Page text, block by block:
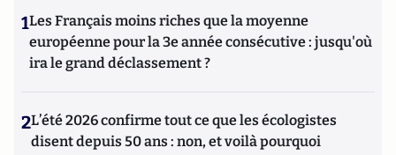
1Les Français moins riches que la moyenne
européenne pour la 3e année consécutive : jusqu'où
ira le grand déclassement ?
2L’été 2026 confirme tout ce que les écologistes
disent depuis 50 ans : non, et voilà pourquoi